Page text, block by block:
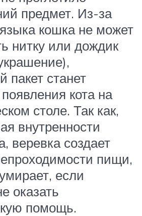
предмет. Из-за
кошка не может
нитку или дождик
пакет станет
кота на
столе. Так как,
внутренности
веревка создает
пищи,
если
оказать
помощь.